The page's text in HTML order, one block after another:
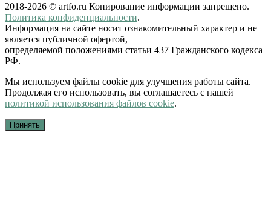
2018-2026 © artfo.ru Копирование информации запрещено.
Политика конфиденциальности.
Информация на сайте носит ознакомительный характер и не
является публичной офертой,
определяемой положениями статьи 437 Гражданского кодекса
РФ.
Мы используем файлы cookie для улучшения работы сайта.
Продолжая его использовать, вы соглашаетесь с нашей
политикой использования файлов cookie.
Принять